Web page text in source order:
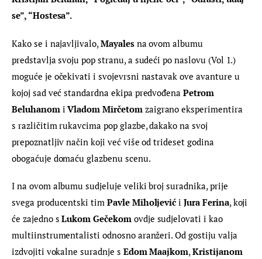
se”, “Hostesa”.
Kako se i najavljivalo, Mayales na ovom albumu
predstavlja svoju pop stranu, a sudeći po naslovu (Vol 1.)
moguće je očekivati i svojevrsni nastavak ove avanture u
kojoj sad već standardna ekipa predvođena Petrom
Beluhanom i Vladom Mirčetom zaigrano eksperimentira
s različitim rukavcima pop glazbe, dakako na svoj
prepoznatljiv način koji već više od trideset godina
obogaćuje domaću glazbenu scenu.
I na ovom albumu sudjeluje veliki broj suradnika, prije
svega producentski tim Pavle Miholjević i Jura Ferina, koji
će zajedno s Lukom Gečekom ovdje sudjelovati i kao
multiinstrumentalisti odnosno aranžeri. Od gostiju valja
izdvojiti vokalne suradnje s Edom Maajkom, Kristijanom